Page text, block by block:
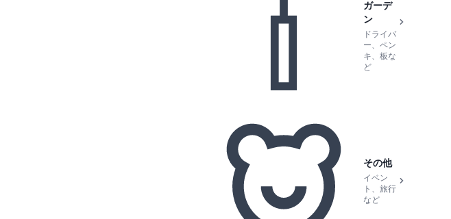
ガーデ
ン
ドライバ
ー、ペン
キ、板な
ど
その他
イベン
ト、旅行
など